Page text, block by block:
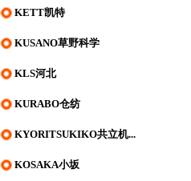
KETT凯特
KUSANO草野科学
KLS河北
KURABO仓纺
KYORITSUKIKO共立机...
KOSAKA小坂